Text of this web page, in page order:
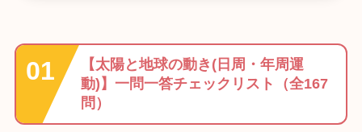
【太陽と地球の動き(日周・年周運
動)】一問一答チェックリスト（全167
問）